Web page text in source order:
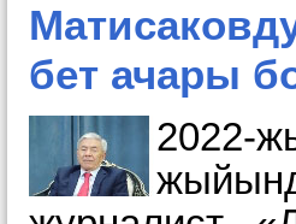
бет ачары
2022-